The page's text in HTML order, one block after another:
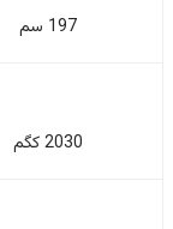
197 سم
2030 کگم